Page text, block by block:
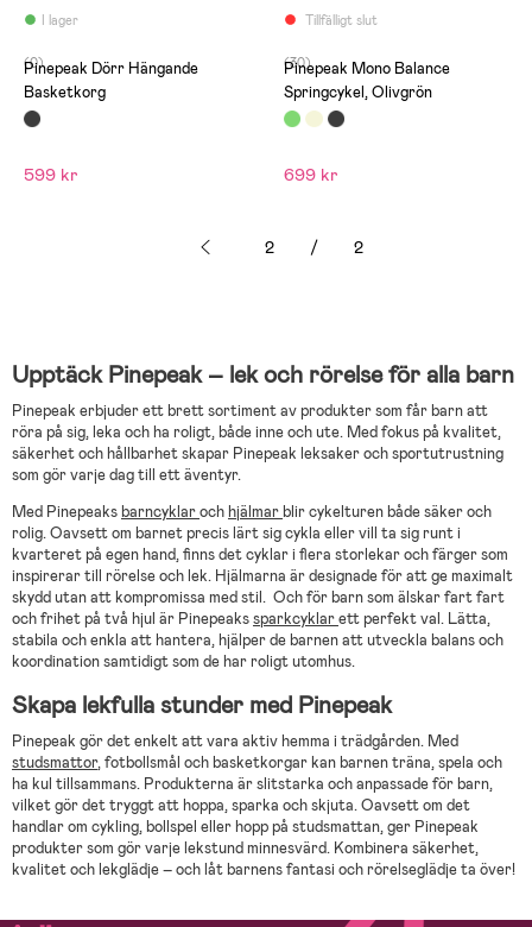
I lager
(0)
Pinepeak Dörr Hängande
Basketkorg
599 kr
Tillfälligt slut
”fotstöden” bak då sonen
(30)
Pinepeak Mono Balance
Springcykel, Olivgrön
699 kr
2 / 2
Upptäck Pinepeak – lek och rörelse för alla barn
Pinepeak erbjuder ett brett sortiment av produkter som får barn att
röra på sig, leka och ha roligt, både inne och ute. Med fokus på kvalitet,
säkerhet och hållbarhet skapar Pinepeak leksaker och sportutrustning
som gör varje dag till ett äventyr.
Med Pinepeaksbarncyklarochhjälmarblir cykelturen både säker och
rolig. Oavsett om barnet precis lärt sig cykla eller vill ta sig runt i
kvarteret på egen hand, finns det cyklar i flera storlekar och färger som
inspirerar till rörelse och lek. Hjälmarna är designade för att ge maximalt
skydd utan att kompromissa med stil. Och för barn som älskar fart fart
och frihet på två hjul är Pinepeakssparkcyklarett perfekt val. Lätta,
stabila och enkla att hantera, hjälper de barnen att utveckla balans och
koordination samtidigt som de har roligt utomhus.
Skapa lekfulla stunder med Pinepeak
Pinepeak gör det enkelt att vara aktiv hemma i trädgården. Med
studsmattor, fotbollsmål och basketkorgar kan barnen träna, spela och
ha kul tillsammans. Produkterna är slitstarka och anpassade för barn,
vilket gör det tryggt att hoppa, sparka och skjuta. Oavsett om det
handlar om cykling, bollspel eller hopp på studsmattan, ger Pinepeak
produkter som gör varje lekstund minnesvärd. Kombinera säkerhet,
kvalitet och lekglädje – och låt barnens fantasi och rörelseglädje ta över!